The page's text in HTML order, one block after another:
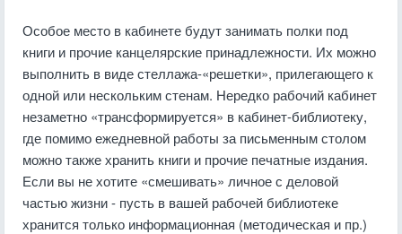
Особое место в кабинете будут занимать полки под
книги и прочие канцелярские принадлежности. Их можно
выполнить в виде стеллажа-«решетки», прилегающего к
одной или нескольким стенам. Нередко рабочий кабинет
незаметно «трансформируется» в кабинет-библиотеку,
где помимо ежедневной работы за письменным столом
можно также хранить книги и прочие печатные издания.
Если вы не хотите «смешивать» личное с деловой
частью жизни - пусть в вашей рабочей библиотеке
хранится только информационная (методическая и пр.)